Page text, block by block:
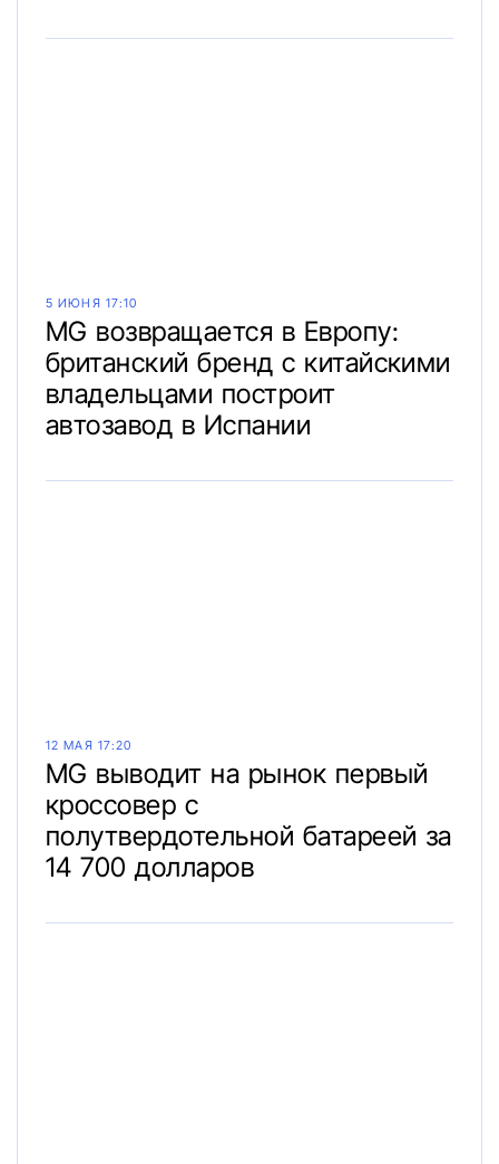
5 ИЮНЯ 17:10
MG возвращается в Европу:
британский бренд с китайскими
владельцами построит
автозавод в Испании
12 МАЯ 17:20
MG выводит на рынок первый
кроссовер с
полутвердотельной батареей за
14 700 долларов